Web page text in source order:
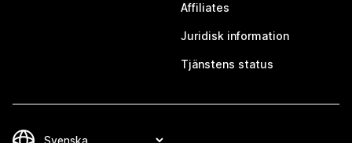
Affiliates
Juridisk information
Tjänstens status